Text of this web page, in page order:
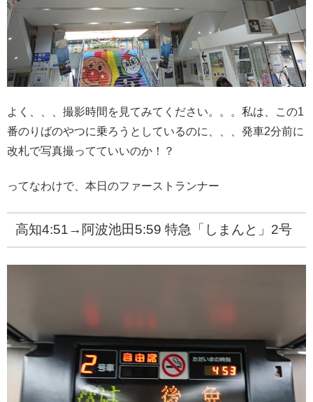
よく、、、撮影時間を見てみてください。。。私は、この1
番のりばのやつに乗ろうとしているのに、、、発車2分前に
改札で写真撮ってていいのか！？
ってなわけで、本日のファーストランナー
高知4:51→阿波池田5:59 特急「しまんと」2号